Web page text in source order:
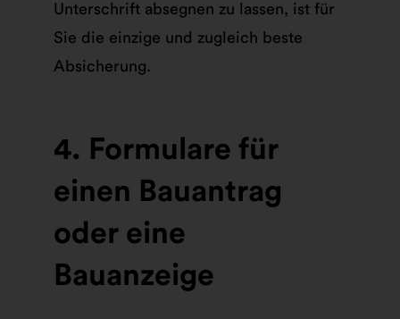
Unterschrift absegnen zu lassen, ist für
Sie die einzige und zugleich beste
Absicherung.
4. Formulare für
einen Bauantrag
oder eine
Bauanzeige